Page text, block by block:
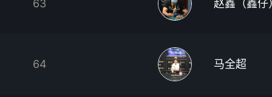
63 赵鑫（鑫仔
64 马全超